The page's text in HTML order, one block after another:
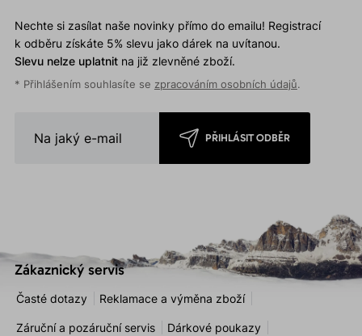
Nechte si zasílat naše novinky přímo do emailu! Registrací
k odběru získáte 5% slevu jako dárek na uvítanou.
Slevu nelze uplatnitna již zlevněné zboží.
* Přihlášením souhlasíte se zpracováním osobních údajů.
PŘIHLÁSIT ODBĚR
Zákaznický servis
Časté dotazy Reklamace a výměna zboží
Záruční a pozáruční servis Dárkové poukazy